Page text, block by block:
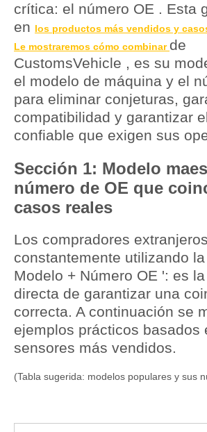
crítica: el número OE . Esta
en los productos más vendidos y
Le mostraremos cómo combinar de
CustomsVehicle , es su
el modelo de máquina y el
para eliminar conjeturas,
compatibilidad y garantizar
confiable que exigen sus
Sección 1: Modelo
número de OE que
casos reales
Los compradores
constantemente utilizando
Modelo + Número OE ': es
directa de garantizar una
correcta. A continuación se
ejemplos prácticos basados
sensores más vendidos.
(Tabla sugerida: modelos populares y sus